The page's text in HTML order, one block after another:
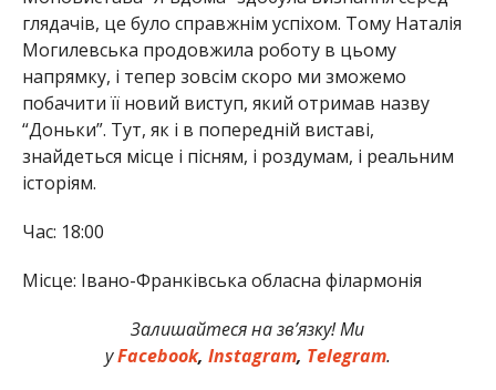
глядачів, це було справжнім успіхом. Тому Наталія
Могилевська продовжила роботу в цьому
напрямку, і тепер зовсім скоро ми зможемо
побачити її новий виступ, який отримав назву
“Доньки”. Тут, як і в попередній виставі,
знайдеться місце і пісням, і роздумам, і реальним
історіям.
Час: 18:00
Місце: Івано-Франківська обласна філармонія
Залишайтеся на зв’язку! Ми
уFacebook, Instagram, Telegram.